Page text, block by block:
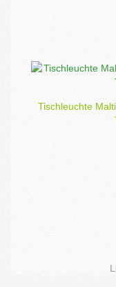
Tischleuchte